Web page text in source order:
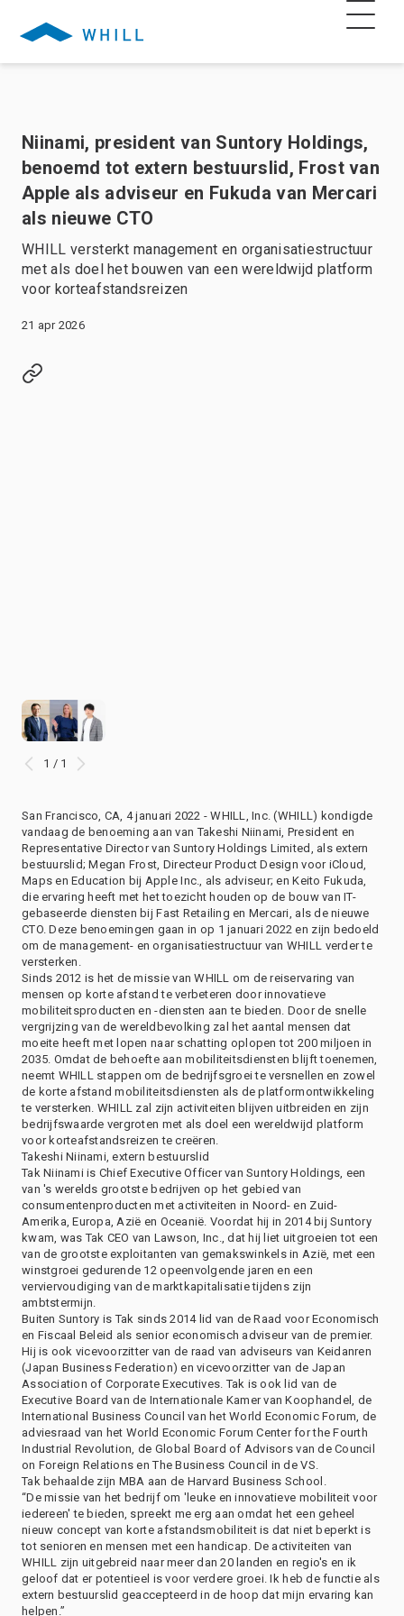
Niinami, president van Suntory Holdings,
benoemd tot extern bestuurslid, Frost van
Apple als adviseur en Fukuda van Mercari
als nieuwe CTO
WHILL versterkt management en organisatiestructuur
met als doel het bouwen van een wereldwijd platform
voor korteafstandsreizen
21 apr 2026
1 / 1
San Francisco, CA, 4 januari 2022 - WHILL, Inc. (WHILL) kondigde
vandaag de benoeming aan van Takeshi Niinami, President en
Representative Director van Suntory Holdings Limited, als extern
bestuurslid; Megan Frost, Directeur Product Design voor iCloud,
Maps en Education bij Apple Inc., als adviseur; en Keito Fukuda,
die ervaring heeft met het toezicht houden op de bouw van IT-
gebaseerde diensten bij Fast Retailing en Mercari, als de nieuwe
CTO. Deze benoemingen gaan in op 1 januari 2022 en zijn bedoeld
om de management- en organisatiestructuur van WHILL verder te
versterken.
Sinds 2012 is het de missie van WHILL om de reiservaring van
mensen op korte afstand te verbeteren door innovatieve
mobiliteitsproducten en -diensten aan te bieden. Door de snelle
vergrijzing van de wereldbevolking zal het aantal mensen dat
moeite heeft met lopen naar schatting oplopen tot 200 miljoen in
2035. Omdat de behoefte aan mobiliteitsdiensten blijft toenemen,
neemt WHILL stappen om de bedrijfsgroei te versnellen en zowel
de korte afstand mobiliteitsdiensten als de platformontwikkeling
te versterken. WHILL zal zijn activiteiten blijven uitbreiden en zijn
bedrijfswaarde vergroten met als doel een wereldwijd platform
voor korteafstandsreizen te creëren.
Takeshi Niinami, extern bestuurslid
Tak Niinami is Chief Executive Officer van Suntory Holdings, een
van 's werelds grootste bedrijven op het gebied van
consumentenproducten met activiteiten in Noord- en Zuid-
Amerika, Europa, Azië en Oceanië. Voordat hij in 2014 bij Suntory
kwam, was Tak CEO van Lawson, Inc., dat hij liet uitgroeien tot een
van de grootste exploitanten van gemakswinkels in Azië, met een
winstgroei gedurende 12 opeenvolgende jaren en een
verviervoudiging van de marktkapitalisatie tijdens zijn
ambtstermijn.
Buiten Suntory is Tak sinds 2014 lid van de Raad voor Economisch
en Fiscaal Beleid als senior economisch adviseur van de premier.
Hij is ook vicevoorzitter van de raad van adviseurs van Keidanren
(Japan Business Federation) en vicevoorzitter van de Japan
Association of Corporate Executives. Tak is ook lid van de
Executive Board van de Internationale Kamer van Koophandel, de
International Business Council van het World Economic Forum, de
adviesraad van het World Economic Forum Center for the Fourth
Industrial Revolution, de Global Board of Advisors van de Council
on Foreign Relations en The Business Council in de VS.
Tak behaalde zijn MBA aan de Harvard Business School.
“De missie van het bedrijf om 'leuke en innovatieve mobiliteit voor
iedereen' te bieden, spreekt me erg aan omdat het een geheel
nieuw concept van korte afstandsmobiliteit is dat niet beperkt is
tot senioren en mensen met een handicap. De activiteiten van
WHILL zijn uitgebreid naar meer dan 20 landen en regio's en ik
geloof dat er potentieel is voor verdere groei. Ik heb de functie als
extern bestuurslid geaccepteerd in de hoop dat mijn ervaring kan
helpen.”